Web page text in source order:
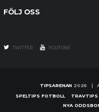
FÖLJ OSS
TWITTER YOUTUBE
TIPSARENAN 2026 |
SPELTIPS FOTBOLL
TRAVTIPS
NYA